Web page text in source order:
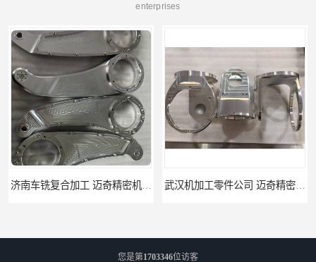
enterprises
您是第1703346位访客